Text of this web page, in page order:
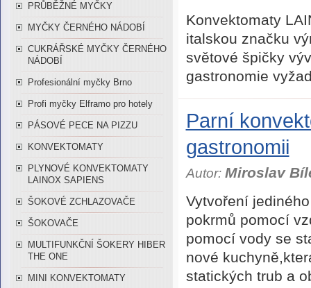
PRŮBĚŽNÉ MYČKY
MYČKY ČERNÉHO NÁDOBÍ
CUKRÁŘSKÉ MYČKY ČERNÉHO
NÁDOBÍ
Profesionální myčky Brno
Profi myčky Elframo pro hotely
PÁSOVÉ PECE NA PIZZU
KONVEKTOMATY
PLYNOVÉ KONVEKTOMATY
LAINOX SAPIENS
ŠOKOVÉ ZCHLAZOVAČE
ŠOKOVAČE
MULTIFUNKČNÍ ŠOKERY HIBER
THE ONE
MINI KONVEKTOMATY
Konvektomaty
italskou značku
světové špičky
gastronomie
Parní
gastronomii
Autor: Miroslav
Vytvoření
pokrmů pomocí
pomocí vody se
nové
statických trub a